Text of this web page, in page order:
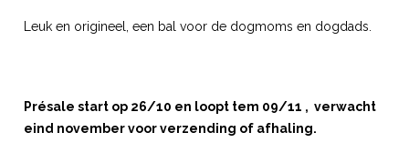
Leuk en origineel, een bal voor de dogmoms en dogdads.
Présale start op 26/10 en loopt tem 09/11 , verwacht
eind november voor verzending of afhaling.